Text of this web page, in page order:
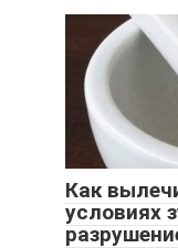
Как
условиях